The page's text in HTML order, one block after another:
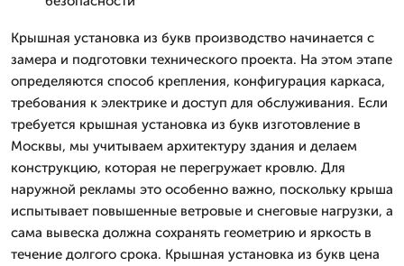
Крышная установка из букв производство начинается с
замера и подготовки технического проекта. На этом этапе
определяются способ крепления, конфигурация каркаса,
требования к электрике и доступ для обслуживания. Если
требуется крышная установка из букв изготовление в
Москвы, мы учитываем архитектуру здания и делаем
конструкцию, которая не перегружает кровлю. Для
наружной рекламы это особенно важно, поскольку крыша
испытывает повышенные ветровые и снеговые нагрузки, а
сама вывеска должна сохранять геометрию и яркость в
течение долгого срока. Крышная установка из букв цена